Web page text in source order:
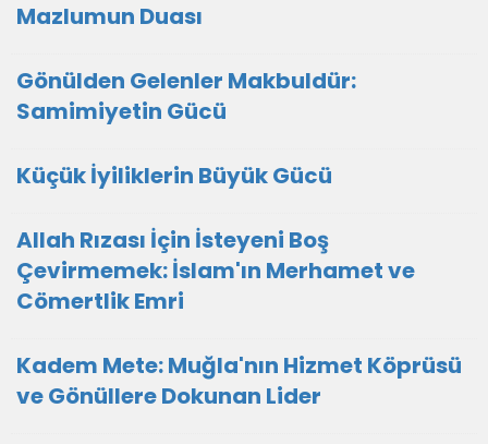
Mazlumun Duası
​Gönülden Gelenler Makbuldür:
Samimiyetin Gücü
Küçük İyiliklerin Büyük Gücü
Allah Rızası İçin İsteyeni Boş
Çevirmemek: İslam'ın Merhamet ve
Cömertlik Emri
Kadem Mete: Muğla'nın Hizmet Köprüsü
ve Gönüllere Dokunan Lider